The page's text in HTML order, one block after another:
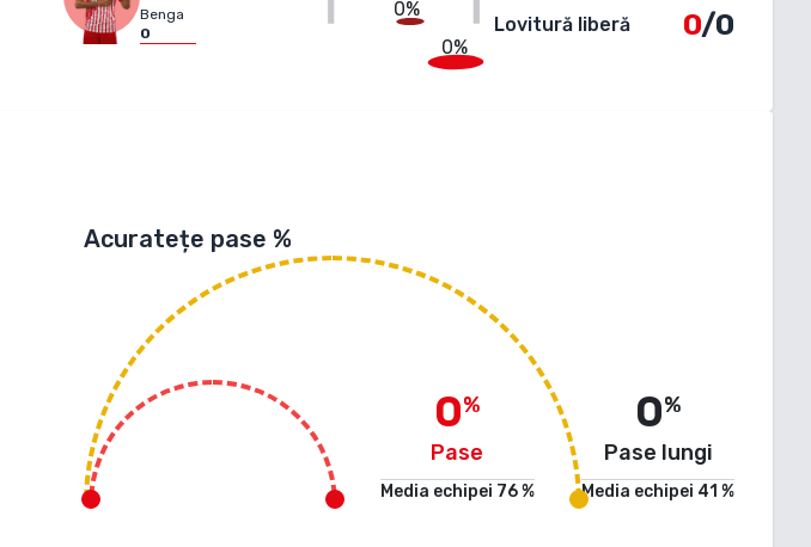
Benga
0
0%
0%
Lovitură liberă 0/0
Acuratețe pase %
0%
Pase
Media echipei 76%
0%
Pase lungi
Media echipei 41 %